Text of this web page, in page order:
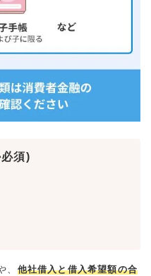
須)
、 他社借入と借入希望額の合